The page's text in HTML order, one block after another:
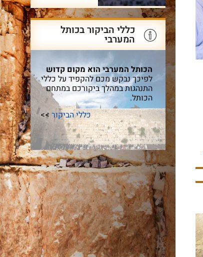
כללי הביקור בכותל
המערבי
הכותל המערבי הוא מקום קדוש
לפיכך נבקש מכם להקפיד על כללי
התנהגות במהלך ביקורכם במתחם
הכותל.
כללי הביקור>>